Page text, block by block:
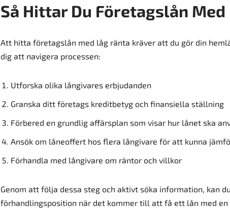
Så Hittar Du Företagslån Med
Att hitta företagslån med låg ränta kräver att du gör din
dig att navigera processen:
Utforska olika långivares erbjudanden
Granska ditt företags kreditbetyg och finansiella ställning
Förbered en grundlig affärsplan som visar hur lånet ska
Ansök om låneoffert hos flera långivare för att kunna
Förhandla med långivare om räntor och villkor
Genom att följa dessa steg och aktivt söka information, kan
förhandlingsposition när det kommer till att få ett lån med en